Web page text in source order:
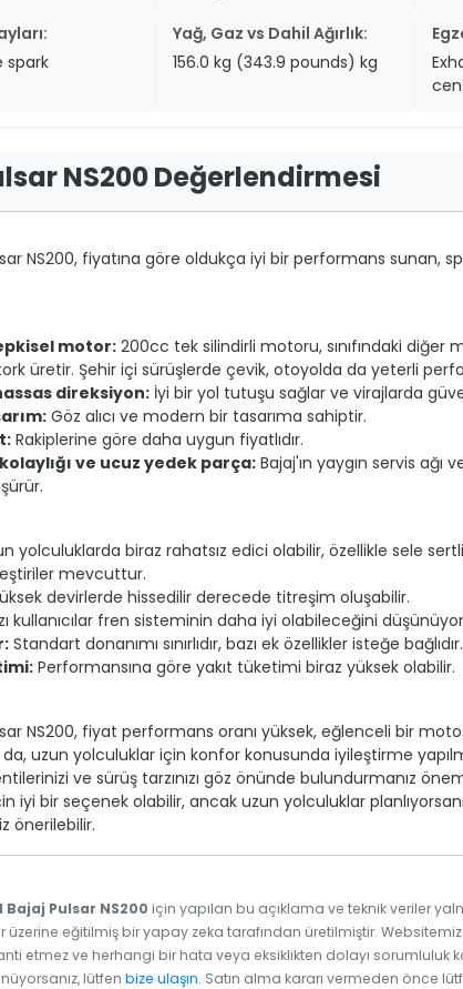
spark
Yağ, Gaz vs Dahil Ağırlık:
156.0 kg (343.9 pounds) kg
NS200 Değerlendirmesi
NS200, fiyatına göre oldukça iyi bir performans sunan,
motor: 200cc tek silindirli motoru, sınıfındaki diğer
üretir. Şehir içi sürüşlerde çevik, otoyolda da yeterli
direksiyon: İyi bir yol tutuşu sağlar ve virajlarda
Göz alıcı ve modern bir tasarıma sahiptir.
Rakiplerine göre daha uygun fiyatlıdır.
kolaylığı ve ucuz yedek parça: Bajaj'ın yaygın servis ağı
yolculuklarda biraz rahatsız edici olabilir, özellikle sele
mevcuttur.
devirlerde hissedilir derecede titreşim oluşabilir.
kullanıcılar fren sisteminin daha iyi olabileceğini
Standart donanımı sınırlıdır, bazı ek özellikler isteğe bağlıdır.
Performansına göre yakıt tüketimi biraz yüksek olabilir.
NS200, fiyat performans oranı yüksek, eğlenceli bir
uzun yolculuklar için konfor konusunda iyileştirme
ve sürüş tarzınızı göz önünde bulundurmanız
iyi bir seçenek olabilir, ancak uzun yolculuklar
önerilebilir.
Bajaj Pulsar NS200 için yapılan bu açıklama ve teknik veriler
üzerine eğitilmiş bir yapay zeka tarafından üretilmiştir.
etmez ve herhangi bir hata veya eksiklikten dolayı sorumluluk
lütfen bize ulaşın. Satın alma kararı vermeden önce